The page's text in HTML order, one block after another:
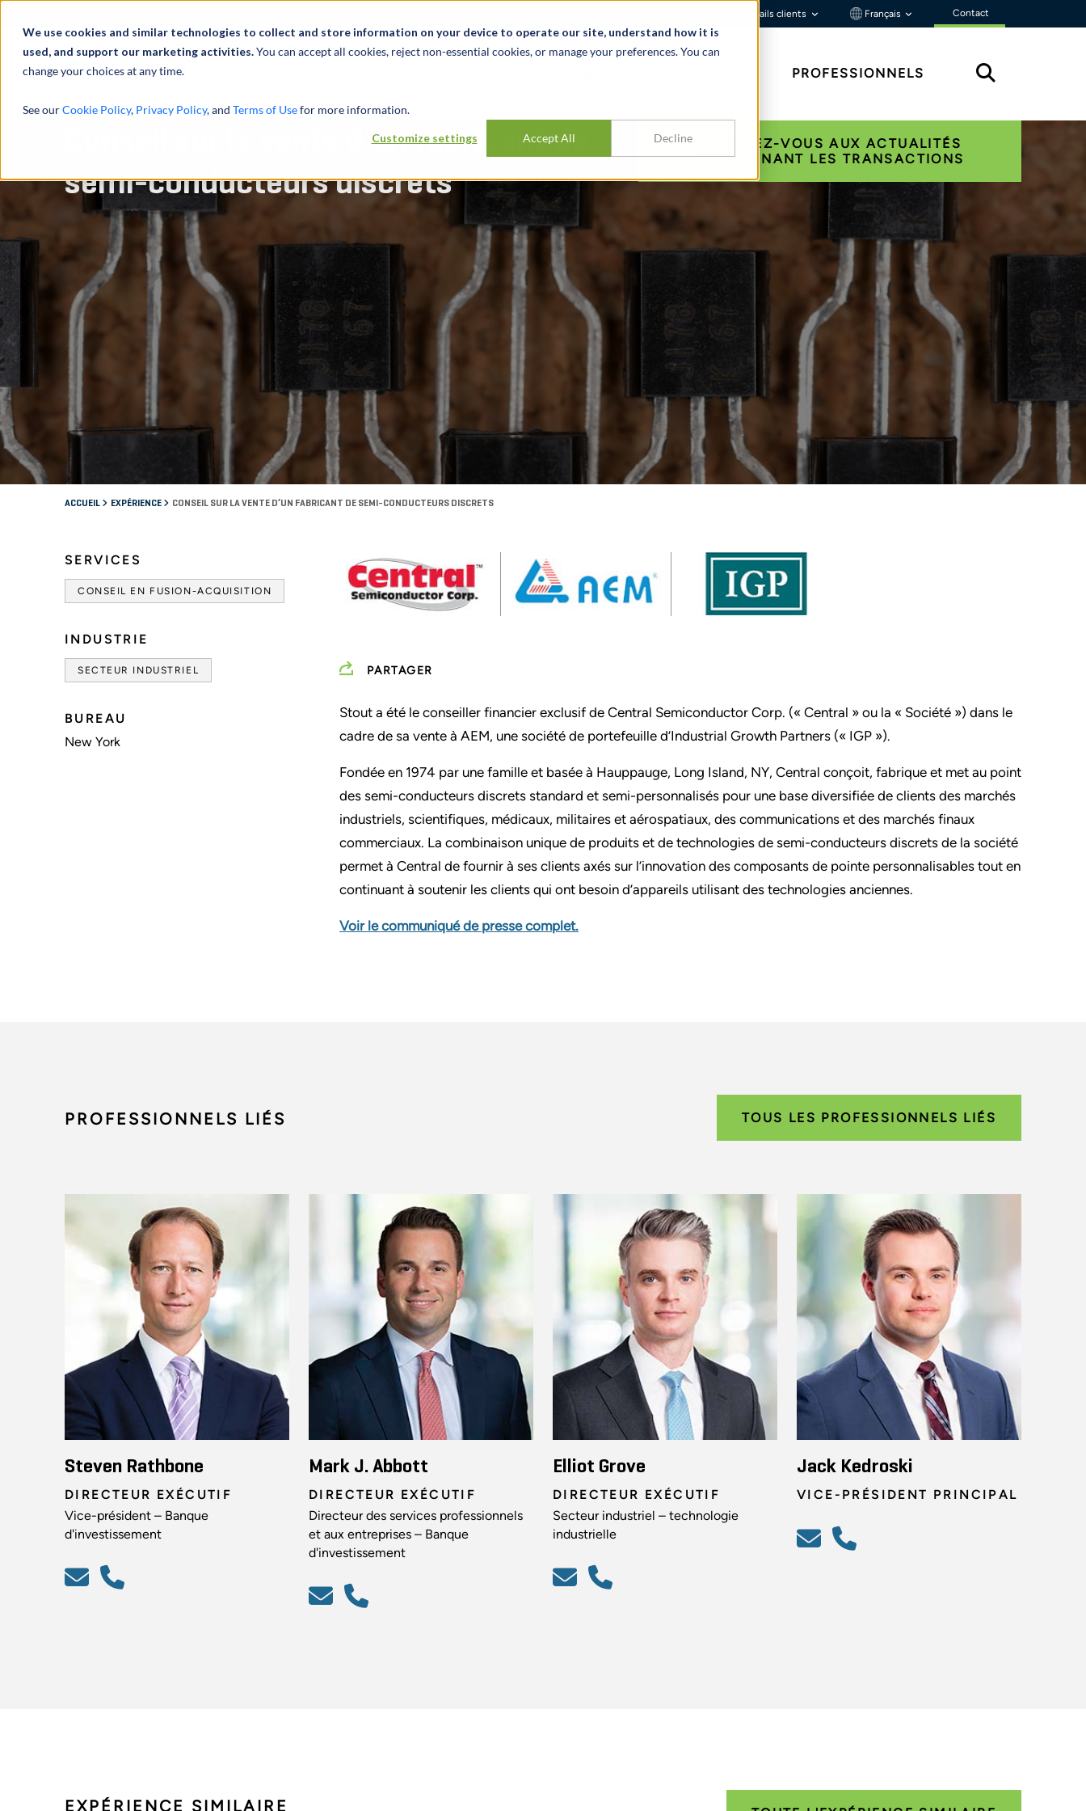
We use cookies and similar technologies to collect and store information on your device to operate our site, understand how it is
used, and support our marketing activities.You can accept all cookies, reject non-essential cookies, or manage your preferences. You can
change your choices at any time.
See ourCookie Policy, Privacy Policy, and Terms of Usefor more information.
Customize settings Accept All Decline
Portails clients Français Contact
PROFESSIONNELS
Conseil sur la vente d’un fabricant de
semi-conducteurs discrets
ABONNEZ-VOUS AUX ACTUALITÉS
CONCERNANT LES TRANSACTIONS
ACCUEIL EXPÉRIENCE CONSEIL SUR LA VENTE D’UN FABRICANT DE SEMI-CONDUCTEURS DISCRETS
SERVICES
CONSEIL EN FUSION-ACQUISITION
INDUSTRIE
SECTEUR INDUSTRIEL
BUREAU
New York
PARTAGER
Stout a été le conseiller financier exclusif de Central Semiconductor Corp. (« Central » ou la « Société ») dans le
cadre de sa vente à AEM, une société de portefeuille d’Industrial Growth Partners (« IGP »).
Fondée en 1974 par une famille et basée à Hauppauge, Long Island, NY, Central conçoit, fabrique et met au point
des semi-conducteurs discrets standard et semi-personnalisés pour une base diversifiée de clients des marchés
industriels, scientifiques, médicaux, militaires et aérospatiaux, des communications et des marchés finaux
commerciaux. La combinaison unique de produits et de technologies de semi-conducteurs discrets de la société
permet à Central de fournir à ses clients axés sur l’innovation des composants de pointe personnalisables tout en
continuant à soutenir les clients qui ont besoin d’appareils utilisant des technologies anciennes.
Voir le communiqué de presse complet.
PROFESSIONNELS LIÉS TOUS LES PROFESSIONNELS LIÉS
Steven Rathbone
DIRECTEUR EXÉCUTIF
Vice-président – Banque
d'investissement
Mark J. Abbott
DIRECTEUR EXÉCUTIF
Directeur des services professionnels
et aux entreprises – Banque
d'investissement
Elliot Grove
DIRECTEUR EXÉCUTIF
Secteur industriel – technologie
industrielle
Jack Kedroski
VICE-PRÉSIDENT PRINCIPAL
EXPÉRIENCE SIMILAIRE